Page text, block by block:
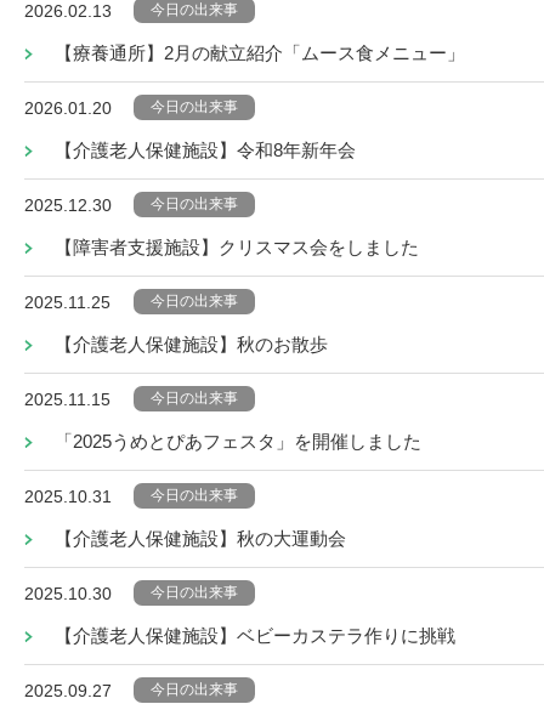
2026.02.13 今日の出来事
【療養通所】2月の献立紹介「ムース食メニュー」
2026.01.20 今日の出来事
【介護老人保健施設】令和8年新年会
2025.12.30 今日の出来事
【障害者支援施設】クリスマス会をしました
2025.11.25 今日の出来事
【介護老人保健施設】秋のお散歩
2025.11.15 今日の出来事
「2025うめとぴあフェスタ」を開催しました
2025.10.31 今日の出来事
【介護老人保健施設】秋の大運動会
2025.10.30 今日の出来事
【介護老人保健施設】ベビーカステラ作りに挑戦
2025.09.27 今日の出来事